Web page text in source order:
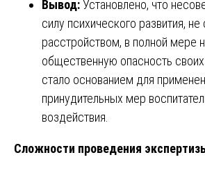
Вывод:Установлено, что
силу психического развития, не
расстройством, в полной мере
общественную опасность
стало основанием для
принудительных мер
воздействия.
Сложности проведения